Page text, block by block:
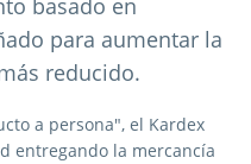
basado en
para aumentar la
reducido.
a persona", el Kardex
entregando la mercancía